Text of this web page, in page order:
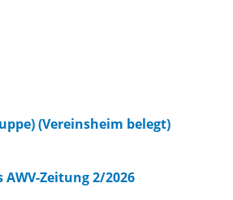
(Vereinsheim belegt)
Zeitung 2/2026